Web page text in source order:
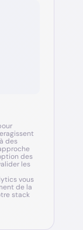
des
des
les
vous
de la
stack